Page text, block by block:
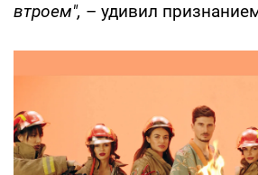
втроем", – удивил